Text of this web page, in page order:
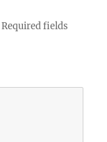
Required fields